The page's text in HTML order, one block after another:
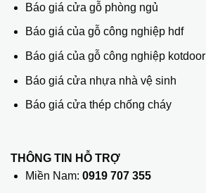
Báo giá cửa gỗ phòng ngủ
Báo giá của gỗ công nghiệp hdf
Báo giá của gỗ công nghiệp kotdoor
Báo giá cửa nhựa nhà vệ sinh
Báo giá cửa thép chống cháy
THÔNG TIN HỖ TRỢ
Miền Nam: 0919 707 355